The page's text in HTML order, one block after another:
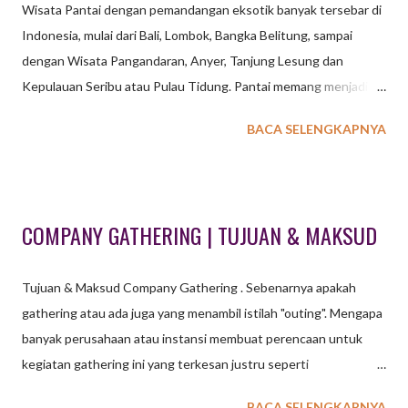
Wisata Pantai dengan pemandangan eksotik banyak tersebar di
Indonesia, mulai dari Bali, Lombok, Bangka Belitung, sampai
dengan Wisata Pangandaran, Anyer, Tanjung Lesung dan
Kepulauan Seribu atau Pulau Tidung. Pantai memang menjadi
keindahan maupun kenyamanan. Tidak perlu games yang
GATHERING DENGAN KONSEP PANTAI Suara deburan ombak
panorama saat kita berada di pantai. Beberapa aktifitas olah raga
air atau yang dikenal dengan istilah watersport menjadi aktifitas
wajib bagi para pelancong atau wisatawan. Snorkeling, Jetski,
Banana Boat, Sea Kayak, Pedal Boat atau hanya sekedar
BACA SELENGKAPNYA
COMPANY GATHERING | TUJUAN & MAKSUD
Tujuan & Maksud Company Gathering . Sebenarnya apakah
gathering atau ada juga yang menambil istilah "outing". Mengapa
banyak perusahaan atau instansi membuat perencaan untuk
kegiatan gathering ini yang terkesan justru seperti